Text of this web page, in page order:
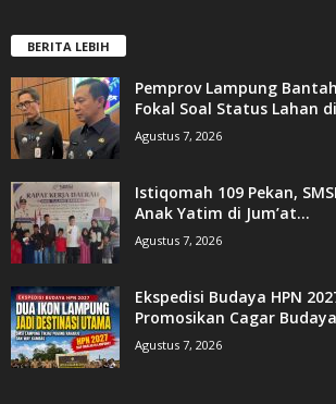
BERITA LEBIH
Pemprov Lampung
Fokal Soal Status Lahan
Agustus 7, 2026
Istiqomah 109 Pekan,
Anak Yatim di Jum’at...
Agustus 7, 2026
Ekspedisi Budaya HPN
Promosikan Cagar
Agustus 7, 2026